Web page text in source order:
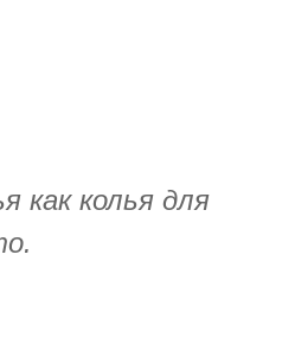
как колья для